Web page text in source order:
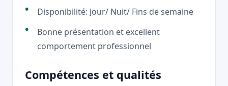
Disponibilité: Jour/ Nuit/ Fins de semaine
Bonne présentation et excellent
comportement professionnel
Compétences et qualités